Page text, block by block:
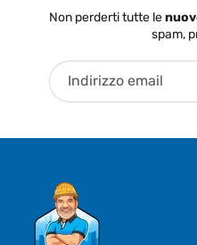
Non perderti tutte le
spam,
Indirizzo email